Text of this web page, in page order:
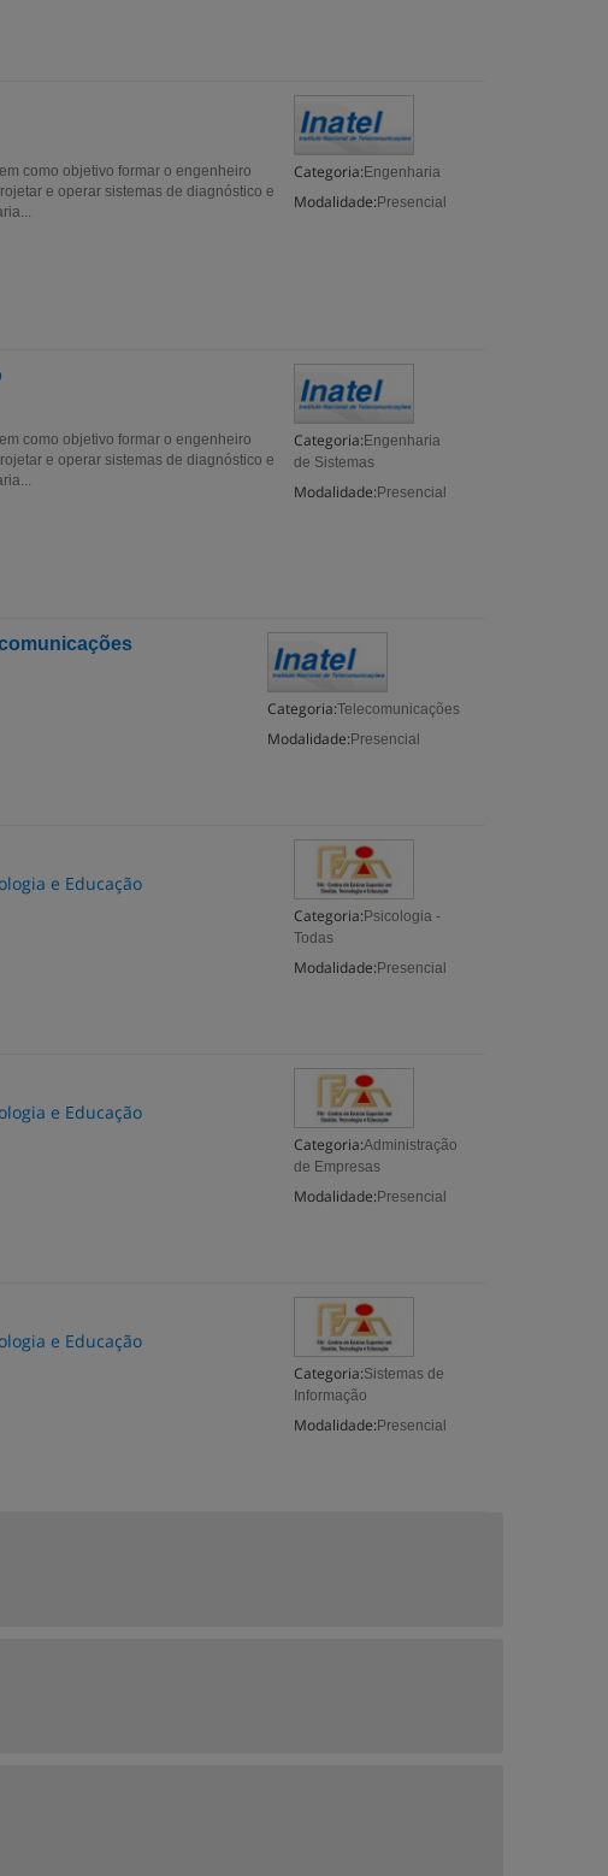
Categoria: Engenharia
Modalidade: Presencial
como objetivo formar o engenheiro
e operar sistemas de diagnóstico e
Categoria: Engenharia
de Sistemas
Modalidade: Presencial
como objetivo formar o engenheiro
e operar sistemas de diagnóstico e
Categoria:Telecomunicações
Modalidade: Presencial
e Educação
Categoria: Psicologia -
Todas
Modalidade: Presencial
e Educação
Categoria:Administração
de Empresas
Modalidade: Presencial
e Educação
Categoria:Sistemas de
Informação
Modalidade: Presencial